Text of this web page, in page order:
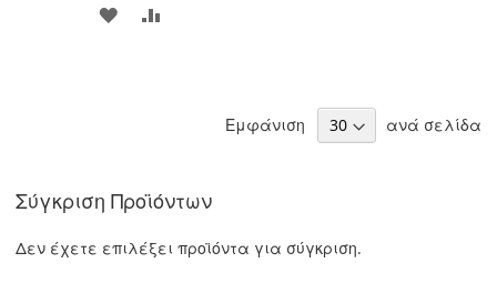
ΠΡΟΣΘΉΚΗ
Εμφάνιση
ανά σελίδα
Σύγκριση Προϊόντων
Δεν έχετε επιλέξει προϊόντα για σύγκριση.